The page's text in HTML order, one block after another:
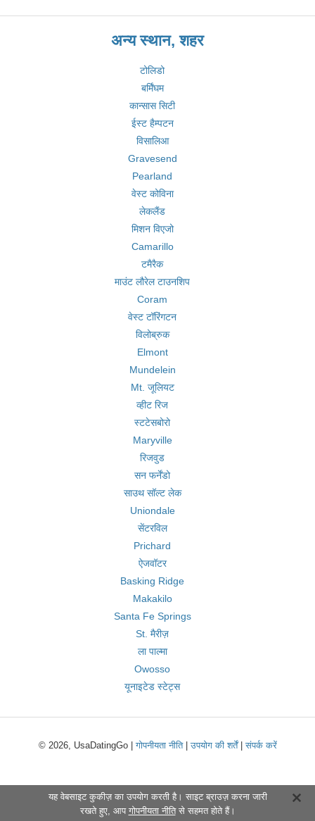
अन्य स्थान, शहर
टोलिडो
बर्मिंघम
कान्सास सिटी
ईस्ट हैम्पटन
विसालिआ
Gravesend
Pearland
वेस्ट कोविना
लेकलैंड
मिशन विएजो
Camarillo
टमैरैक
माउंट लौरेल टाउनशिप
Coram
वेस्ट टॉरिंगटन
विलोब्रुक
Elmont
Mundelein
Mt. जूलियट
व्हीट रिज
स्टटेसबोरो
Maryville
रिजवुड
सन फर्नेंडो
साउथ सॉल्ट लेक
Uniondale
सेंटरविल
Prichard
ऐजवॉटर
Basking Ridge
Makakilo
Santa Fe Springs
St. मैरीज़
ला पाल्मा
Owosso
यूनाइटेड स्टेट्स
© 2026, UsaDatingGo |गोपनीयता नीति|उपयोग की शर्तें|संपर्क करें
यह वेबसाइट कुकीज़ का उपयोग करती है। साइट ब्राउज़ करना जारी
रखते हुए, आप गोपनीयता नीतिसे सहमत होते हैं।